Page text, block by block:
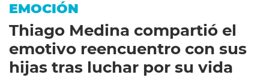
EMOCIÓN
Thiago Medina compartió el
emotivo reencuentro con sus
hijas tras luchar por su vida